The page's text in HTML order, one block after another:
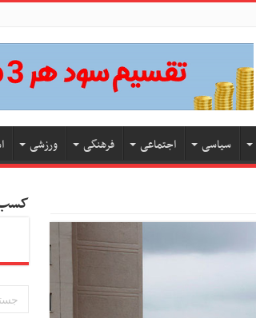
سیاسی اجتماعی فرهنگی ورزشی
کسب